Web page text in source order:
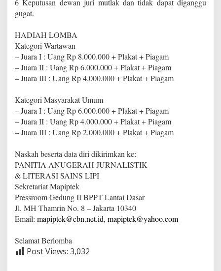
6 Keputusan dewan juri mutlak dan tidak dapat diganggu
gugat.
HADIAH LOMBA
Kategori Wartawan
– Juara I : Uang Rp 8.000.000 + Plakat + Piagam
– Juara II : Uang Rp 6.000.000 + Plakat + Piagam
– Juara III : Uang Rp 4.000.000 + Plakat + Piagam
Kategori Masyarakat Umum
– Juara I : Uang Rp 6.000.000 + Plakat + Piagam
– Juara II : Uang Rp 4.000.000 + Plakat + Piagam
– Juara III : Uang Rp 2.000.000 + Plakat + Piagam
Naskah beserta data diri dikirimkan ke:
PANITIA ANUGERAH JURNALISTIK
& LITERASI SAINS LIPI
Sekretariat Mapiptek
Pressroom Gedung II BPPT Lantai Dasar
Jl. MH Thamrin No. 8 – Jakarta 10340
Email: mapiptek@cbn.net.id, mapiptek@yahoo.com
Selamat Berlomba
Post Views: 3,032